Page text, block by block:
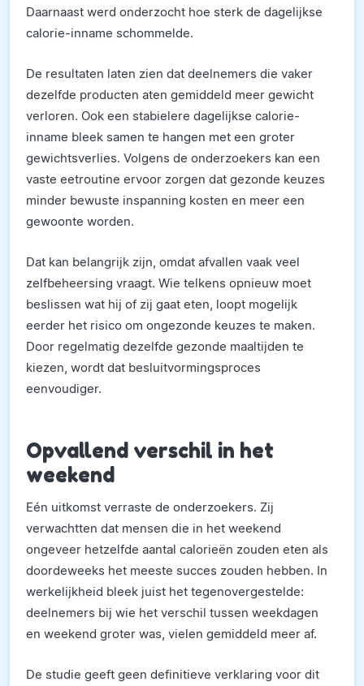
Daarnaast werd onderzocht hoe sterk de dagelijkse
calorie-inname schommelde.
De resultaten laten zien dat deelnemers die vaker
dezelfde producten aten gemiddeld meer gewicht
verloren. Ook een stabielere dagelijkse calorie-
inname bleek samen te hangen met een groter
gewichtsverlies. Volgens de onderzoekers kan een
vaste eetroutine ervoor zorgen dat gezonde keuzes
minder bewuste inspanning kosten en meer een
gewoonte worden.
Dat kan belangrijk zijn, omdat afvallen vaak veel
zelfbeheersing vraagt. Wie telkens opnieuw moet
beslissen wat hij of zij gaat eten, loopt mogelijk
eerder het risico om ongezonde keuzes te maken.
Door regelmatig dezelfde gezonde maaltijden te
kiezen, wordt dat besluitvormingsproces
eenvoudiger.
Opvallend verschil in het
weekend
Eén uitkomst verraste de onderzoekers. Zij
verwachtten dat mensen die in het weekend
ongeveer hetzelfde aantal calorieën zouden eten als
doordeweeks het meeste succes zouden hebben. In
werkelijkheid bleek juist het tegenovergestelde:
deelnemers bij wie het verschil tussen weekdagen
en weekend groter was, vielen gemiddeld meer af.
De studie geeft geen definitieve verklaring voor dit